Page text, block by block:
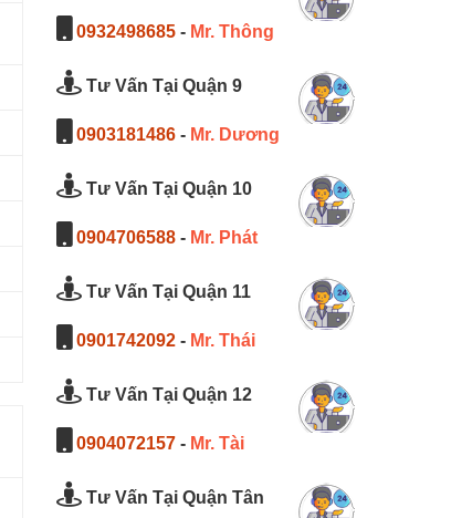
0932498685 - Mr. Thông
Tư Vấn Tại Quận 9
0903181486 - Mr. Dương
Tư Vấn Tại Quận 10
0904706588 - Mr. Phát
Tư Vấn Tại Quận 11
0901742092 - Mr. Thái
Tư Vấn Tại Quận 12
0904072157 - Mr. Tài
Tư Vấn Tại Quận Tân